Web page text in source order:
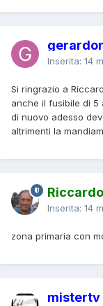
Inserita: 14
Si ringrazio a
anche il fusibile di 5
di nuovo adesso
altrimenti la
Inserita: 14
zona primaria con
mistertv